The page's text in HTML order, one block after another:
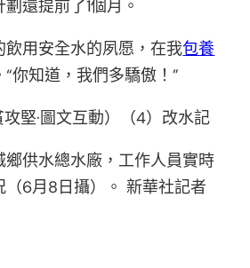
還提前了1個月。
飲用安全水的夙愿，在我包養
你知道，我們多驕傲！”
供水總水廠，工作人員實時
（6月8日攝）。 新華社記者